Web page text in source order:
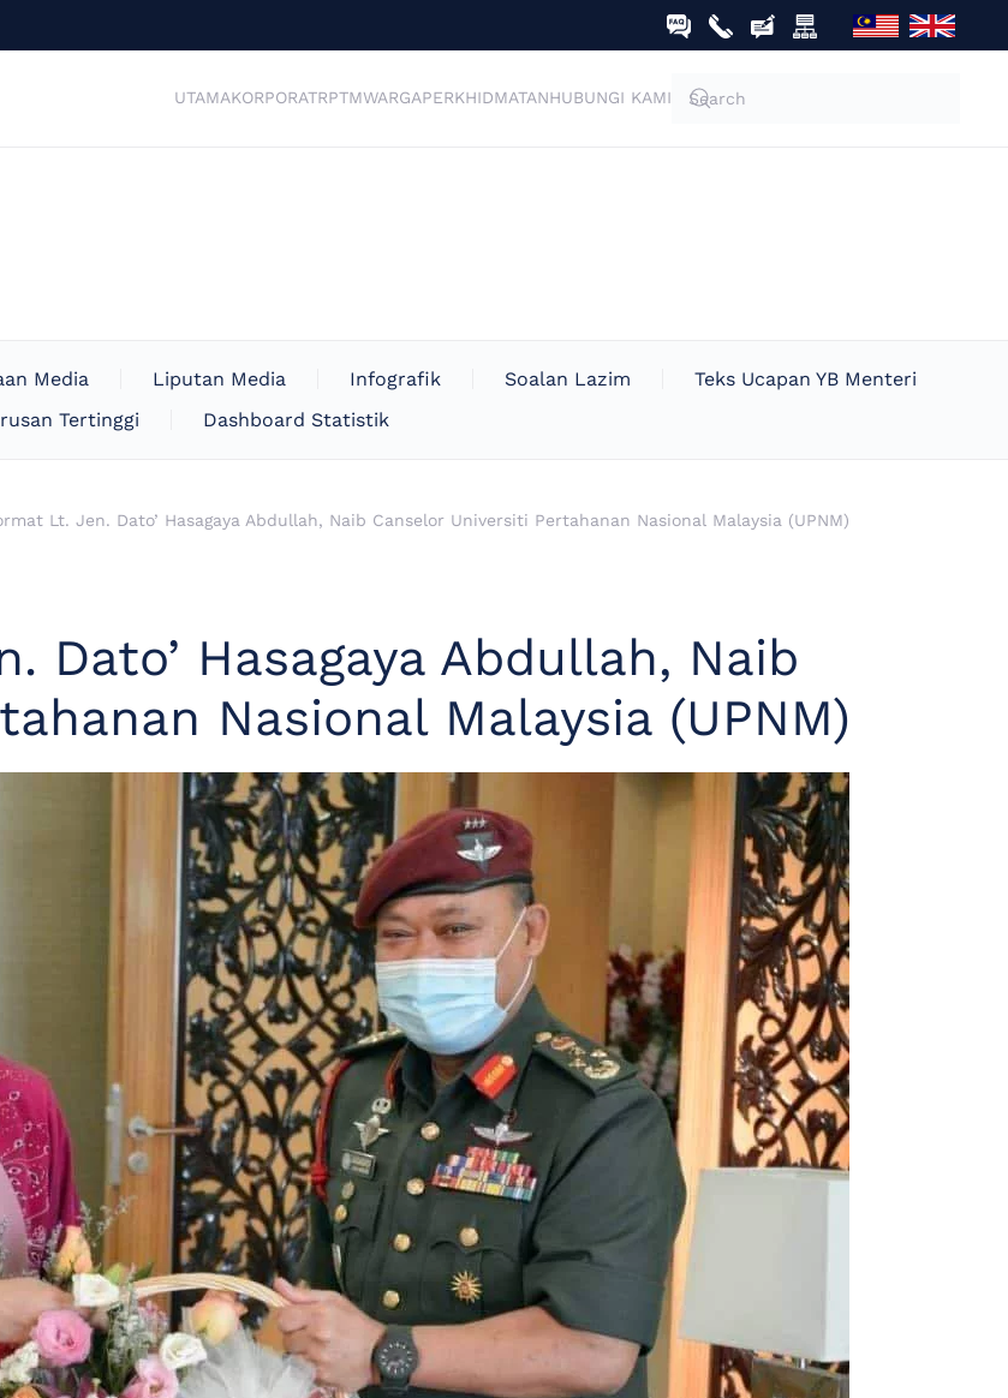
UTAMAKORPORATRPTMWARGAPERKHIDMATANHUBUNGI KAMI
Media Liputan Media Infografik Soalan Lazim
Teks Ucapan YB Menteri
Tertinggi Dashboard Statistik
Lt. Jen. Dato’ Hasagaya Abdullah, Naib Canselor Universiti Pertahanan Nasional Malaysia (UPNM)
Dato’ Hasagaya Abdullah, Naib
Nasional Malaysia (UPNM)